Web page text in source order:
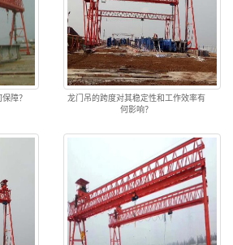
障？
龙门吊的跨度对其稳定性和工作效率有
何影响？